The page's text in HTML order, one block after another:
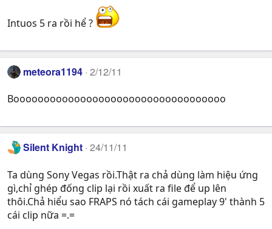
Intuos 5 ra rồi hể ?
meteora1194 2/12/11
Booooooooooooooooooooooooooooooooooo
Silent Knight 24/11/11
Ta dùng Sony Vegas rồi.Thật ra chả dùng làm hiệu ứng
gì,chỉ ghép đống clip lại rồi xuất ra file để up lên
thôi.Chả hiểu sao FRAPS nó tách cái gameplay 9' thành 5
cái clip nữa =.=